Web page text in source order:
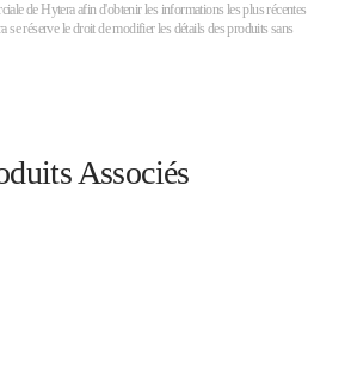
de Hytera afin d'obtenir les informations les plus récentes
se réserve le droit de modifier les détails des produits sans
Associés